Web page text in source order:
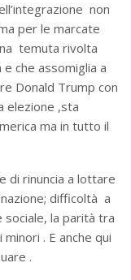
non
per le marcate
temuta rivolta
che assomiglia a
Donald Trump con
elezione ,sta
ma in tutto il
di rinuncia a lottare
difficoltà a
la parità tra
. E anche qui
.